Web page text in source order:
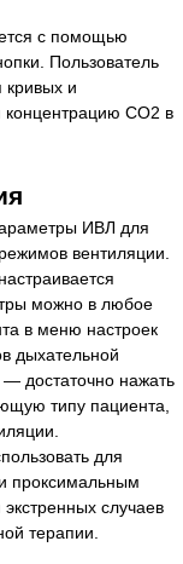
с помощью
Пользователь
кривых и
CO2 в
ИВЛ для
вентиляции.
можно в любое
в меню настроек
дыхательной
достаточно нажать
типу пациента,
для
проксимальным
случаев
терапии.